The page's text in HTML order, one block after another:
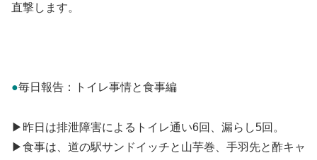
直撃します。
●毎日報告：トイレ事情と食事編
▶昨日は排泄障害によるトイレ通い6回、漏らし5回。
▶食事は、道の駅サンドイッチと山芋巻、手羽先と酢キャ